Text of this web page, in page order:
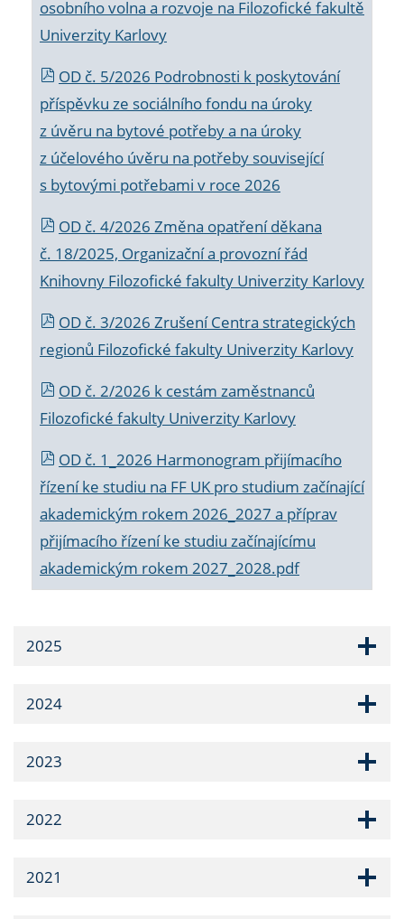
osobního volna a rozvoje na Filozofické fakultě
Univerzity Karlovy
OD č. 5/2026 Podrobnosti k poskytování
příspěvku ze sociálního fondu na úroky
z úvěru na bytové potřeby a na úroky
z účelového úvěru na potřeby související
s bytovými potřebami v roce 2026
OD č. 4/2026 Změna opatření děkana
č. 18/2025, Organizační a provozní řád
Knihovny Filozofické fakulty Univerzity Karlovy
OD č. 3/2026 Zrušení Centra strategických
regionů Filozofické fakulty Univerzity Karlovy
OD č. 2/2026 k cestám zaměstnanců
Filozofické fakulty Univerzity Karlovy
OD č. 1_2026 Harmonogram přijímacího
řízení ke studiu na FF UK pro studium začínající
akademickým rokem 2026_2027 a příprav
přijímacího řízení ke studiu začínajícímu
akademickým rokem 2027_2028.pdf
2025
2024
2023
2022
2021